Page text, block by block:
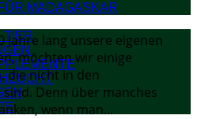
MADAGASKAR
TIER
lang unsere eigenen
möchten wir einige
die nicht in den
Denn über manches
wenn man...